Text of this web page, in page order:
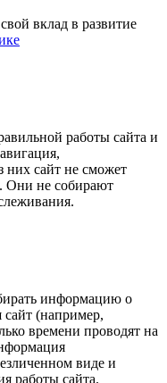
вклад в развитие
работы сайта и
них сайт не сможет
Они не собирают
информацию о
сайт (например,
времени проводят на
виде и
работы сайта.